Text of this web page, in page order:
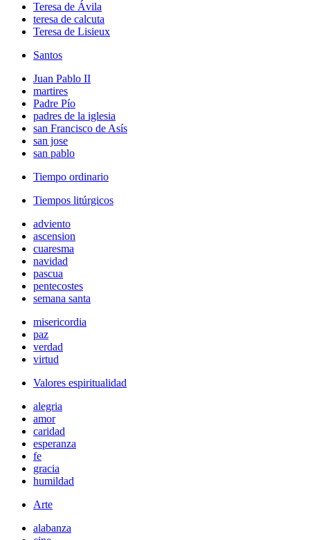
Teresa de Ávila
teresa de calcuta
Teresa de Lisieux
Santos
Juan Pablo II
martires
Padre Pío
padres de la iglesia
san Francisco de Asís
san jose
san pablo
Tiempo ordinario
Tiempos litúrgicos
adviento
ascension
cuaresma
navidad
pascua
pentecostes
semana santa
misericordia
paz
verdad
virtud
Valores espiritualidad
alegria
amor
caridad
esperanza
fe
gracia
humildad
Arte
alabanza